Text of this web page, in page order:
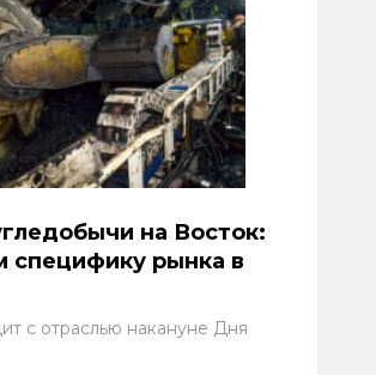
на Восток:
специфику рынка в
с отраслью накануне Дня